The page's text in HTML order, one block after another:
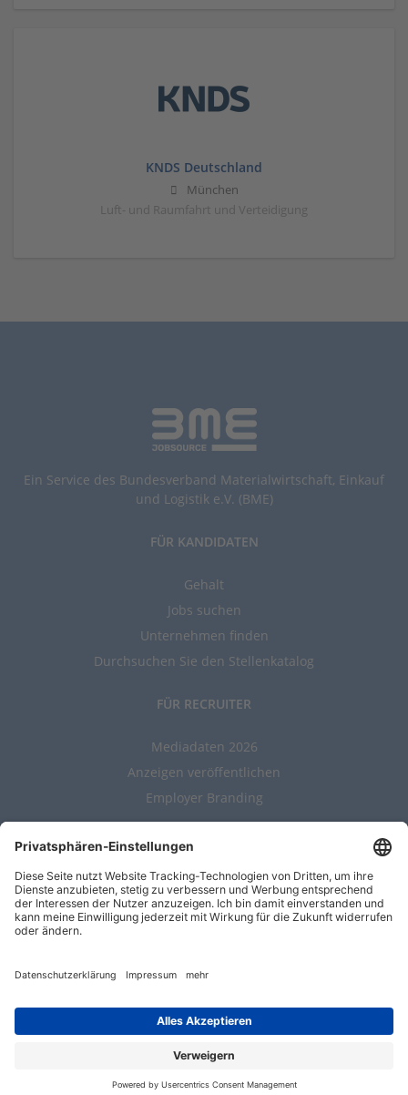
KNDS Deutschland
München
Luft- und Raumfahrt und Verteidigung
Ein Service des Bundesverband Materialwirtschaft, Einkauf
und Logistik e.V. (BME)
FÜR KANDIDATEN
Gehalt
Jobs suchen
Unternehmen finden
Durchsuchen Sie den Stellenkatalog
FÜR RECRUITER
Mediadaten 2026
Anzeigen veröffentlichen
Employer Branding
ALLGEMEIN
Kontakt
AGBs
Entwickelt durchJobiqo